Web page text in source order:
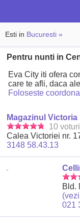
Esti in Bucuresti »
Pentru nunti in
Eva City iti ofera
care te afli, daca
Foloseste
Magazinul Victoria
10
Calea Victoriei nr.
3148 58.43.13
Bld.
021